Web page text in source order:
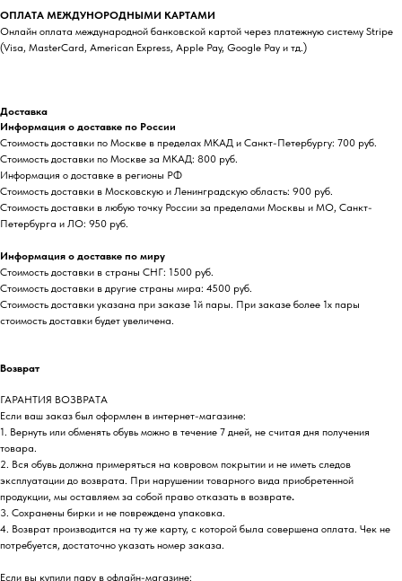
ОПЛАТА МЕЖДУНОРОДНЫМИ КАРТАМИ
Онлайн оплата международной банковской картой через платежную систему Stripe
(Visa, MasterCard, American Express, Apple Pay, Google Pay и тд.)
Доставка
Информация о доставке по России
Стоимость доставки по Москве в пределах МКАД и Санкт-Петербургу: 700 руб.
Стоимость доставки по Москве за МКАД: 800 руб.
Информация о доставке в регионы РФ
Стоимость доставки в Московскую и Ленинградскую область: 900 руб.
Стоимость доставки в любую точку России за пределами Москвы и МО, Санкт-
Петербурга и ЛО: 950 руб.
Информация о доставке по миру
Стоимость доставки в страны СНГ: 1500 руб.
Стоимость доставки в другие страны мира: 4500 руб.
Стоимость доставки указана при заказе 1й пары. При заказе более 1х пары
стоимость доставки будет увеличена.
Возврат
ГАРАНТИЯ ВОЗВРАТА
Если ваш заказ был оформлен в интернет-магазине:
1. Вернуть или обменять обувь можно в течение 7 дней, не считая дня получения
товара.
2. Вся обувь должна примеряться на ковровом покрытии и не иметь следов
эксплуатации до возврата. При нарушении товарного вида приобретенной
продукции, мы оставляем за собой право отказать в возврате.
3. Сохранены бирки и не повреждена упаковка.
4. Возврат производится на ту же карту, с которой была совершена оплата. Чек не
потребуется, достаточно указать номер заказа.
Если вы купили пару в офлайн-магазине: